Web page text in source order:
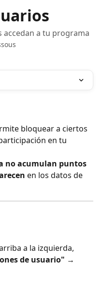
a tu programa
bloquear a ciertos
en tu
no acumulan puntos
en los datos de
a la izquierda,
de usuario" →